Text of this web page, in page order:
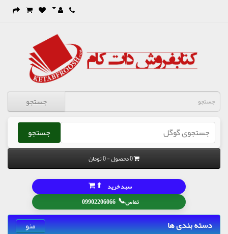
جستجو
جستجو
0 محصول - 0 تومان
تماس📞
09902206066
سبد خرید ⬆
دسته بندی ها منو